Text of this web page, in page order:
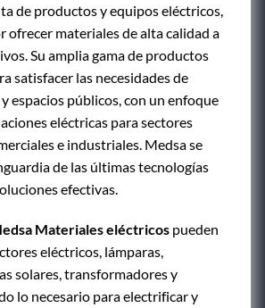
de productos y equipos eléctricos,
ofrecer materiales de alta calidad a
Su amplia gama de productos
satisfacer las necesidades de
espacios públicos, con un enfoque
eléctricas para sectores
e industriales. Medsa se
de las últimas tecnologías
efectivas.
Materiales eléctricos pueden
eléctricos, lámparas,
solares, transformadores y
lo necesario para electrificar y